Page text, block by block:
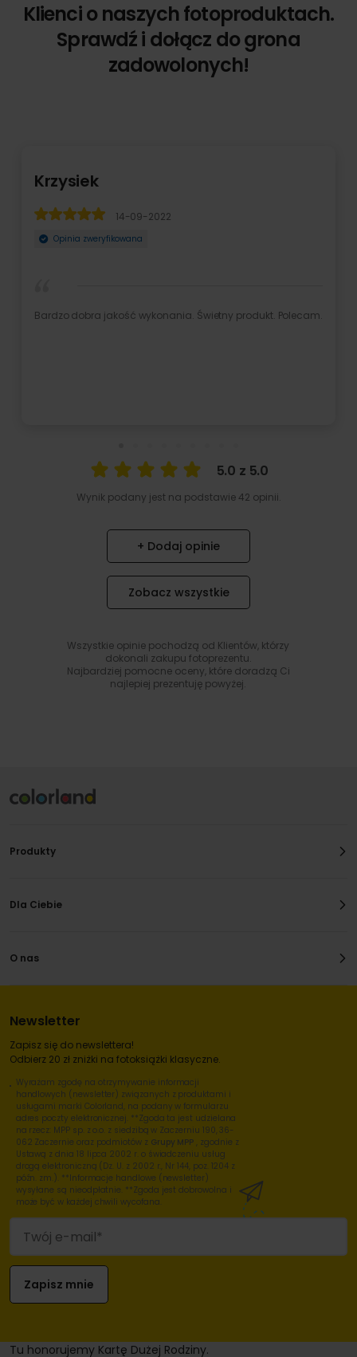
Klienci o naszych fotoproduktach.
Sprawdź i dołącz do grona
zadowolonych!
Alicja Poseł
14-09-2022
Opinia zweryfikowana
Nie wiedziałam czym jest ClickPic do czasu aż go nie
5.0 z 5.0
Wynik podany jest na podstawie 42 opinii.
+ Dodaj opinie
Zobacz wszystkie
Wszystkie opinie pochodzą od Klientów, którzy
dokonali zakupu fotoprezentu.
Najbardziej pomocne oceny, które doradzą Ci
najlepiej prezentuję powyżej.
Produkty
Dla Ciebie
O nas
Newsletter
Zapisz się do newslettera!
Odbierz 20 zł zniżki na fotoksiążki klasyczne.
Wyrażam zgodę na otrzymywanie informacji
handlowych (newsletter) związanych z produktami i
usługami marki Colorland, na podany w formularzu
adres poczty elektronicznej. **Zgoda ta jest udzielana
na rzecz: MPP sp. z o.o. z siedzibą w Zaczerniu 190, 36-
062 Zaczernie oraz podmiotów z Grupy MPP , zgodnie z
Ustawą z dnia 18 lipca 2002 r. o świadczeniu usług
drogą elektroniczną (Dz. U. z 2002 r., Nr 144, poz. 1204 z
późn. zm.). **Informacje handlowe (newsletter)
wysyłane są nieodpłatnie. **Zgoda jest dobrowolna i
może być w każdej chwili wycofana.
Tu honorujemy Kartę Dużej Rodziny.